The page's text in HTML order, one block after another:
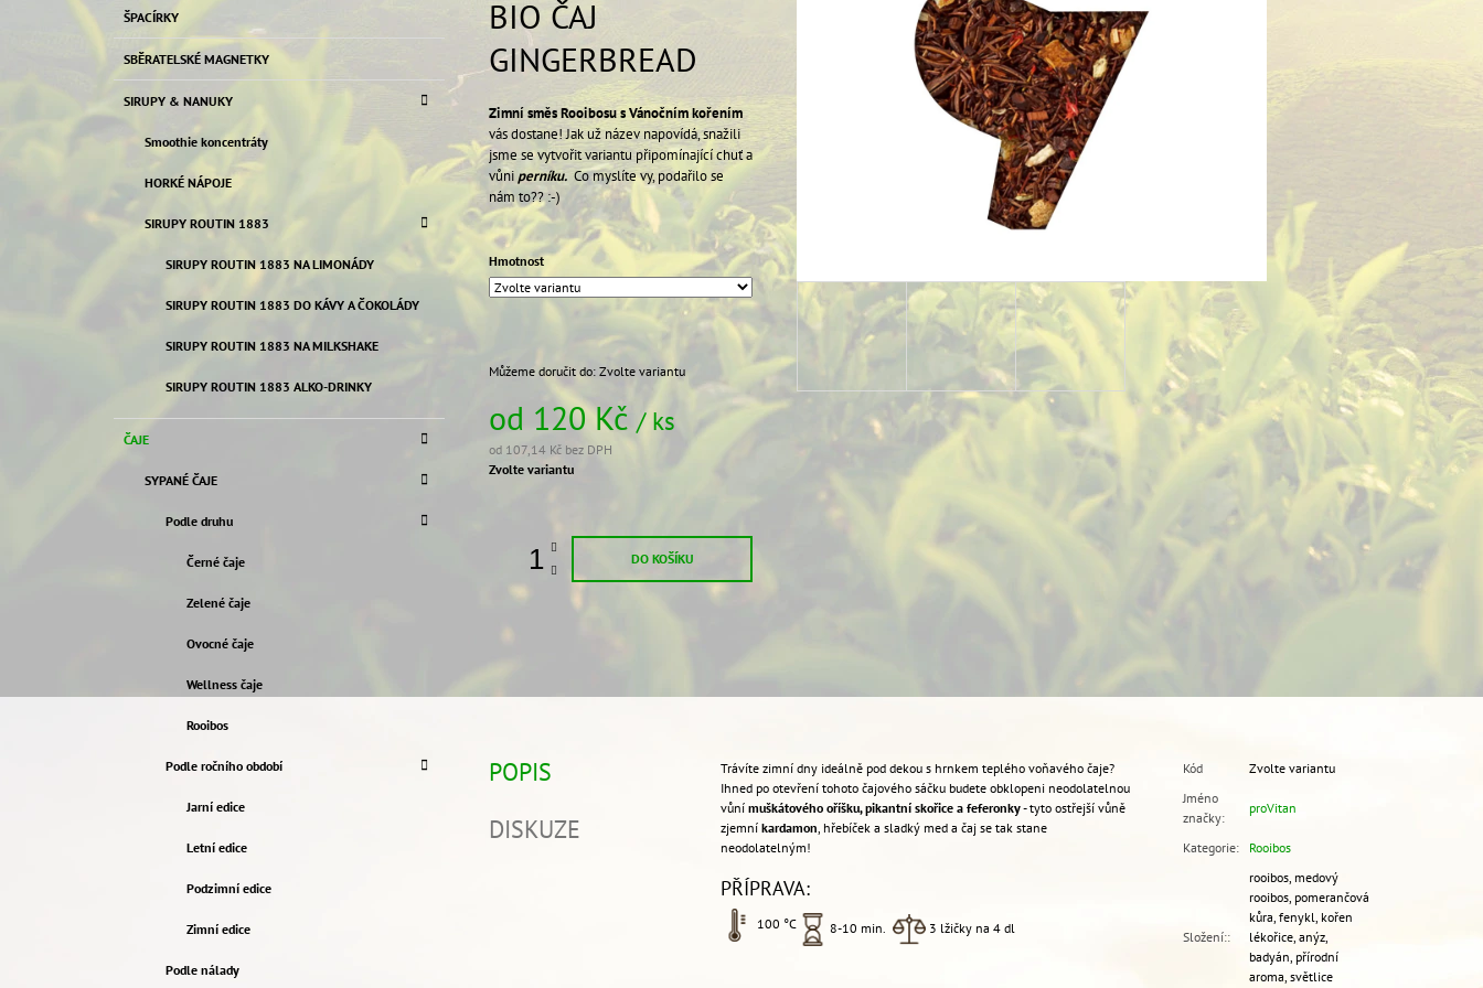
R
N
A
kategorie
A
T
G
O
ŠPACÍRKY
SBĚRATELSKÉ MAGNETKY
SIRUPY & NANUKY
Smoothie koncentráty
HORKÉ NÁPOJE
SIRUPY ROUTIN 1883
SIRUPY ROUTIN 1883 NA LIMONÁDY
SIRUPY ROUTIN 1883 DO KÁVY A ČOKOLÁDY
SIRUPY ROUTIN 1883 NA MILKSHAKE
SIRUPY ROUTIN 1883 ALKO-DRINKY
ČAJE
SYPANÉ ČAJE
Podle druhu
Černé čaje
Zelené čaje
Ovocné čaje
Wellness čaje
Rooibos
Podle ročního období
Jarní edice
Letní edice
Podzimní edice
Zimní edice
Podle nálady
BIO ČAJ
GINGERBREAD
Zimní směs Rooibosu s Vánočním kořením
vás dostane! Jak už název napovídá, snažili
jsme se vytvořit variantu připomínající chuť a
vůniperníku. Co myslíte vy, podařilo se
nám to?? :-)
Hmotnost
Můžeme doručit do: Zvolte variantu
od 120 Kč / ks
od 107,14 Kč bez DPH
Měrná
Zvolte variantu
DO KOŠÍKU
POPIS
DISKUZE
Trávíte zimní dny ideálně pod dekou s hrnkem teplého voňavého čaje?
Ihned po otevření tohoto čajového sáčku budete obklopeni neodolatelnou
vůní muškátového oříšku, pikantní skořice a feferonky- tyto ostřejší vůně
zjemní kardamon, hřebíček a sladký med a čaj se tak stane
neodolatelným!
PŘÍPRAVA:
100 °C 8-10 min. 3 lžičky na 4 dl
Kód
Zvolte variantu
Jméno
značky:
proVitan
Kategorie: Rooibos
Složení::
rooibos, medový
rooibos, pomerančová
kůra, fenykl, kořen
lékořice, anýz,
badyán, přírodní
aroma, světlice
59 Kč
59 Kč